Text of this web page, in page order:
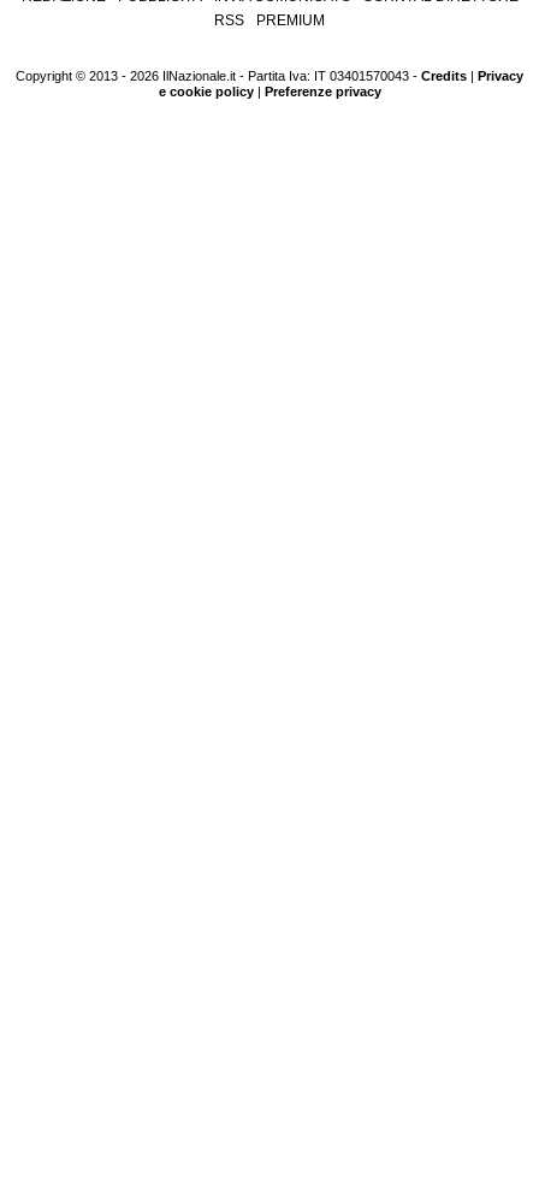
RSS
PREMIUM
Copyright © 2013 - 2026 IlNazionale.it - Partita Iva: IT 03401570043 - Credits | Privacy
e cookie policy| Preferenze privacy